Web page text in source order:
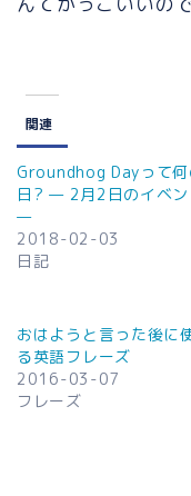
関連
Groundhog Dayって何
日? — 2月2日のイベン
—
2018-02-03
日記
おはようと言った後に
る英語フレーズ
2016-03-07
フレーズ